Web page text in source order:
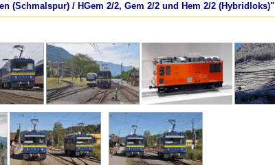
(Schmalspur) / HGem 2/2, Gem 2/2 und Hem 2/2 (Hybridloks)"